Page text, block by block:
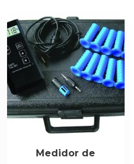
Medidor de